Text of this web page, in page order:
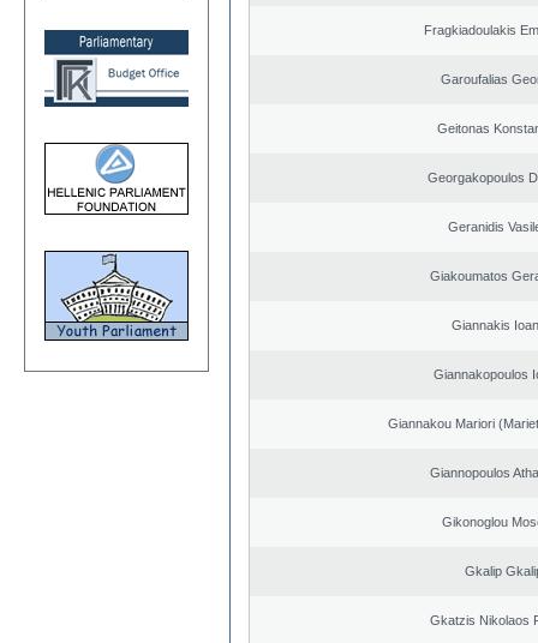
Fragkiadoulakis
Garoufalias
Geitonas
Georgakopoulos
Geranidis
Giakoumatos
Giannakis
Giannakopoulos
Giannakou Mariori
Giannopoulos
Gikonoglou
Gkalip
Gkatzis Nikolaos